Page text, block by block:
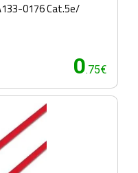
0176 Cat.5e/
0.75€